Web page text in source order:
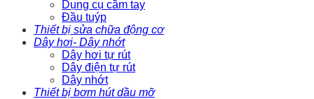
Dụng cụ cầm tay
Đầu tuýp
Thiết bị sửa chữa động cơ
Dây hơi- Dây nhớt
Dây hơi tự rút
Dây điện tự rút
Dây nhớt
Thiết bị bơm hút dầu mỡ